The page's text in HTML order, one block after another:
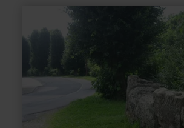
à la Teufelsschlucht. Depuis le pont,
sur la vallée et les rapides et on peut
changements que la catastrophe de
provoqués en ce lieu fascinant.
sur
ehemaliges